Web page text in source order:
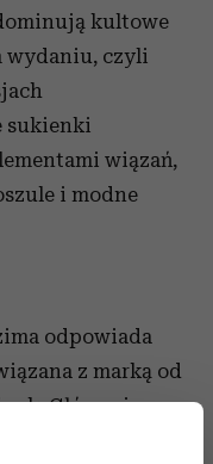
kultowe
wydaniu, czyli
sukienki
wiązań,
i modne
odpowiada
z marką od
Głównej
do